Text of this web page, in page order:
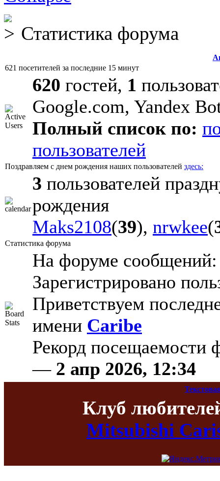
Статистика форума
621 посетителей за последние 15 минут
620 гостей, 1
Google.com, Yandex
Полный список по:
пользователей
Поздравляем с днем рождения наших пользователей здесь:
3 пользователей
рождения
Maks2108(39), nrwkee(
Статистика форума
На форуме
Зарегистрировано
Приветствуем
имени Caribe
Рекорд
— 2 апр 2026, 12:34
Клуб
Mitsubishi